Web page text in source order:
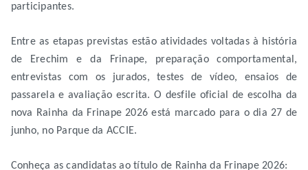
participantes.
Entre as etapas previstas estão atividades voltadas à história
de Erechim e da Frinape, preparação comportamental,
entrevistas com os jurados, testes de vídeo, ensaios de
passarela e avaliação escrita. O desfile oficial de escolha da
nova Rainha da Frinape 2026 está marcado para o dia 27 de
junho, no Parque da ACCIE.
Conheça as candidatas ao título de Rainha da Frinape 2026: